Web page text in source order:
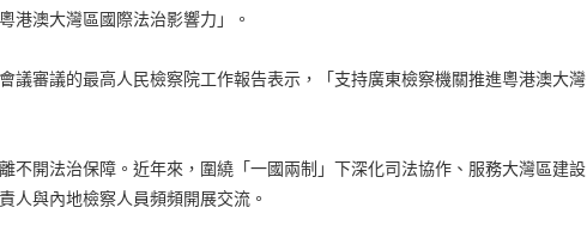
港澳大灣區國際法治影響力」。
審議的最高人民檢察院工作報告表示，「支持廣東檢察機關推進粵港澳大灣
開法治保障。近年來，圍繞「一國兩制」下深化司法協作、服務大灣區建設
人與內地檢察人員頻頻開展交流。